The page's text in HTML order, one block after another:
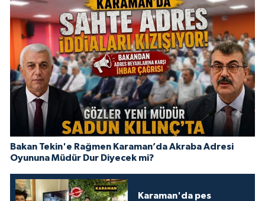
Bakan Tekin'e Rağmen Karaman’da Akraba Adresi
Oyununa Müdür Dur Diyecek mi?
Karaman'da pes